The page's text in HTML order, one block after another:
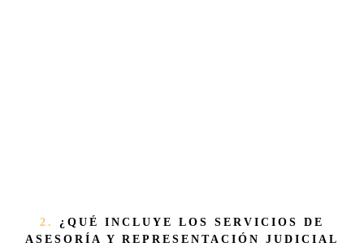
2. ¿QUÉ INCLUYE LOS SERVICIOS DE
ASESORÍA Y REPRESENTACIÓN JUDICIAL